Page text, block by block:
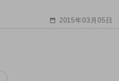
2015年03月05日